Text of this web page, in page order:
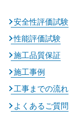
安全性評価試験
性能評価試験
施工品質保証
施工事例
工事までの流れ
よくあるご質問